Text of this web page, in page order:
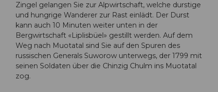
Zingel gelangen Sie zur Alpwirtschaft, welche durstige
und hungrige Wanderer zur Rast einlädt. Der Durst
kann auch 10 Minuten weiter unten in der
Bergwirtschaft «Liplisbüel» gestillt werden. Auf dem
Weg nach Muotatal sind Sie auf den Spuren des
russischen Generals Suworow unterwegs, der 1799 mit
seinen Soldaten über die Chinzig Chulm ins Muotatal
zog.